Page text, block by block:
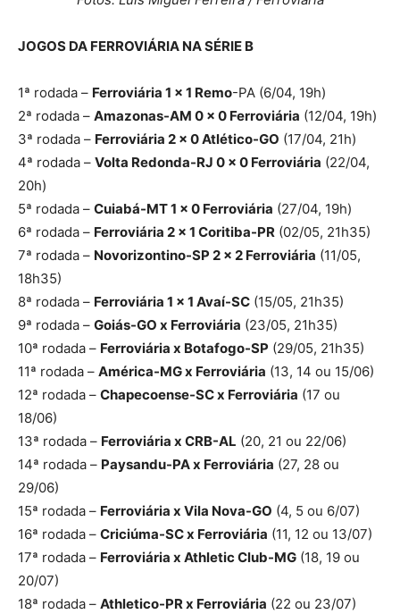
JOGOS DA FERROVIÁRIA NA SÉRIE B
1ª rodada – Ferroviária 1 x 1 Remo-PA (6/04, 19h)
2ª rodada – Amazonas-AM 0 x 0 Ferroviária (12/04, 19h)
3ª rodada – Ferroviária 2 x 0 Atlético-GO (17/04, 21h)
4ª rodada – Volta Redonda-RJ 0 x 0 Ferroviária (22/04,
20h)
5ª rodada – Cuiabá-MT 1 x 0 Ferroviária (27/04, 19h)
6ª rodada – Ferroviária 2 x 1 Coritiba-PR (02/05, 21h35)
7ª rodada – Novorizontino-SP 2 x 2 Ferroviária (11/05,
18h35)
8ª rodada – Ferroviária 1 x 1 Avaí-SC (15/05, 21h35)
9ª rodada – Goiás-GO x Ferroviária (23/05, 21h35)
10ª rodada – Ferroviária x Botafogo-SP (29/05, 21h35)
11ª rodada – América-MG x Ferroviária (13, 14 ou 15/06)
12ª rodada – Chapecoense-SC x Ferroviária (17 ou
18/06)
13ª rodada – Ferroviária x CRB-AL (20, 21 ou 22/06)
14ª rodada – Paysandu-PA x Ferroviária (27, 28 ou
29/06)
15ª rodada – Ferroviária x Vila Nova-GO (4, 5 ou 6/07)
16ª rodada – Criciúma-SC x Ferroviária (11, 12 ou 13/07)
17ª rodada – Ferroviária x Athletic Club-MG (18, 19 ou
20/07)
18ª rodada – Athletico-PR x Ferroviária (22 ou 23/07)